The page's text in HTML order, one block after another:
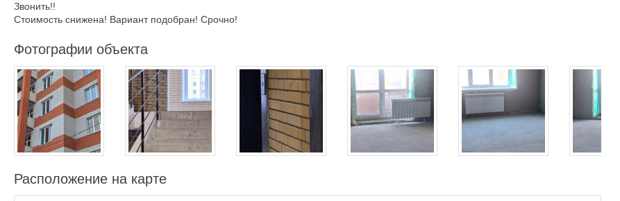
Звонить!!
Стоимость снижена! Вариант подобран! Срочно!
Фотографии объекта
Расположение на карте